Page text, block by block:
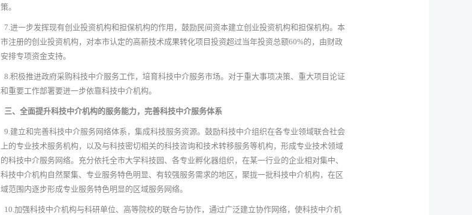
策。
7.进一步发挥现有创业投资机构和担保机构的作用，鼓励民间资本建立创业投资机构和担保机构。本
市注册的创业投资机构，对本市认定的高新技术成果转化项目投资超过当年投资总额60%的，由财政
安排专项资金支持。
8.积极推进政府采购科技中介服务工作，培育科技中介服务市场。对于重大事项决策、重大项目论证
和重要工作部署要进一步依靠科技中介机构。
三、全面提升科技中介机构的服务能力，完善科技中介服务体系
9.建立和完善科技中介服务网络体系，集成科技服务资源。鼓励科技中介组织在各专业领域联合社会
上的专业技术服务机构，以及与科技密切相关的科技咨询和技术转移服务等机构，形成专业技术领域
的科技中介服务网络。充分依托全市大学科技园、各专业孵化器组织，在某一行业的企业相对集中、
科技中介机构自然聚集、专业服务特色明显、有较强服务需求的地区，聚拢一批科技中介机构，在区
域范围内逐步形成专业服务特色明显的区域服务网络。
10.加强科技中介机构与科研单位、高等院校的联合与协作，通过广泛建立协作网络，使科技中介机